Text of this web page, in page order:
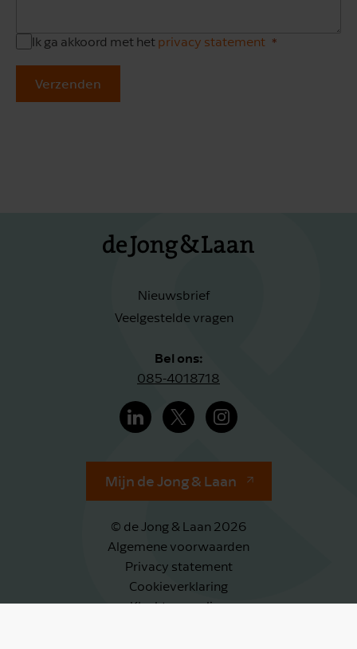
Ik ga akkoord met het privacy statement
Verzenden
Nieuwsbrief
Veelgestelde vragen
Bel ons:
085-4018718
Mijn de Jong & Laan
© de Jong & Laan 2026
Algemene voorwaarden
Privacy statement
Cookieverklaring
Klachtenregeling